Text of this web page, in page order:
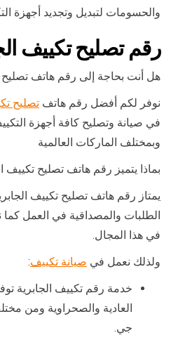
والحسومات لتبديل وتجديد أجهزة
رقم تصليح تكييف
هل أنت بحاجة إلى رقم هاتف تصليح
نوفر لكم أفضل رقم هاتف تصليح
في صيانة وتصليح كافة أجهزة
وبمختلف الماركات العالمية
بماذا يتميز رقم هاتف تصليح تكييف
يمتاز رقم هاتف تصليح تكييف
الطلبات والمصداقية في العمل
في هذا المجال.
ولذلك نعمل في صيانة تكييف:
خدمة رقم تكييف الجابرية
العادية والصحراوية ومن
جي.